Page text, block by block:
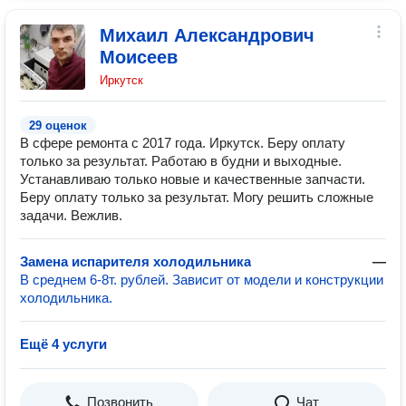
Михаил Александрович
Моисеев
Иркутск
29 оценок
В сфере ремонта с 2017 года. Иркутск. Беру оплату
только за результат. Работаю в будни и выходные.
Устанавливаю только новые и качественные запчасти.
Беру оплату только за результат. Могу решить сложные
задачи. Вежлив.
Замена испарителя холодильника
—
В среднем 6-8т. рублей. Зависит от модели и конструкции
холодильника.
Ещё 4 услуги
Позвонить Чат